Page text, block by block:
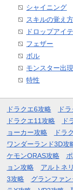
シャイニング
スキルの覚え方
ドロップアイ
フェザー
ボル
モンスター出
特性
ドラクエ6攻略 ド
ドラクエ11攻略
ド
ョーカー攻略
ドラ
ワンダーランド3D攻
ケモンORAS攻略
ョン攻略
アルトネ
3攻略
グランファ